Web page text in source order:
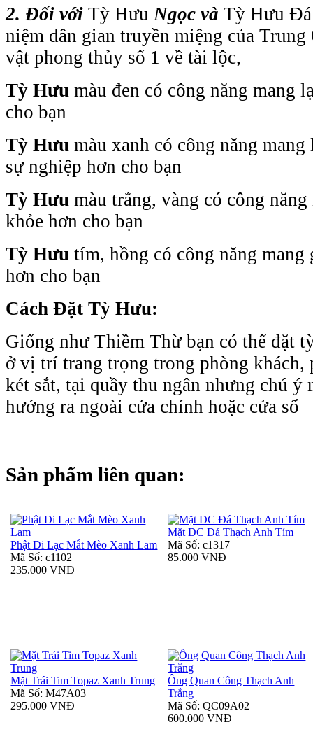
2. Đối với Tỳ Hưu Ngọc và Tỳ Hưu
niệm dân gian truyền miệng của
vật phong thủy số 1 về tài lộc,
Tỳ Hưu màu đen có công năng mang
cho bạn
Tỳ Hưu màu xanh có công năng
sự nghiệp hơn cho bạn
Tỳ Hưu màu trắng, vàng có công
khỏe hơn cho bạn
Tỳ Hưu tím, hồng có công năng mang
hơn cho bạn
Cách Đặt Tỳ Hưu:
Giống như Thiềm Thừ bạn có thể đặt
ở vị trí trang trọng trong phòng khách,
két sắt, tại quầy thu ngân nhưng chú ý
hướng ra ngoài cửa chính hoặc cửa sổ
Sản phẩm liên quan:
Phật Di Lạc Mắt Mèo Xanh Lam
Mã Số: c1102
235.000 VNĐ
Mặt DC Đá Thạch Anh Tím
Mã Số: c1317
85.000 VNĐ
Mặt Trái Tim Topaz Xanh Trung
Mã Số: M47A03
295.000 VNĐ
Ông Quan Công Thạch Anh
Trắng
Mã Số: QC09A02
600.000 VNĐ